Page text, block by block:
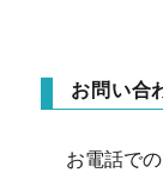
ン
お問い合
お電話で